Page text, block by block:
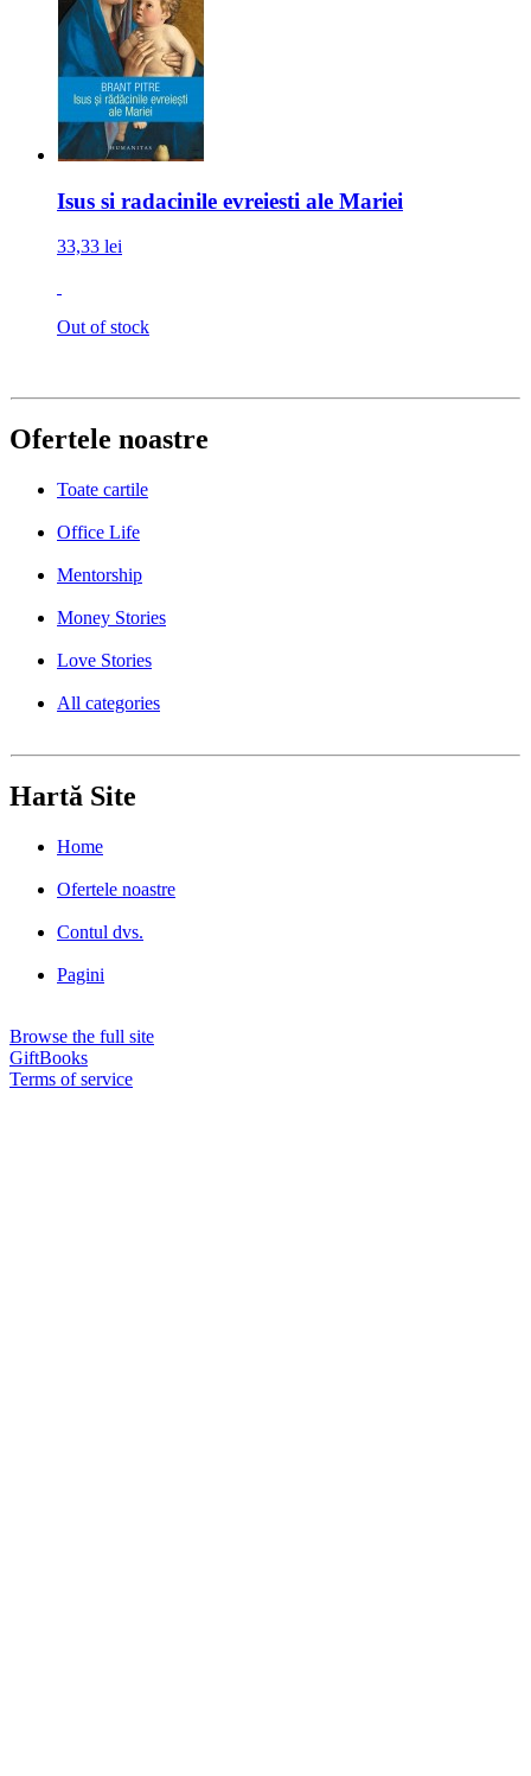
Isus si radacinile evreiesti ale Mariei
33,33 lei
Out of stock
Ofertele noastre
Toate cartile
Office Life
Mentorship
Money Stories
Love Stories
All categories
Hartă Site
Home
Ofertele noastre
Contul dvs.
Pagini
Browse the full site
GiftBooks
Terms of service